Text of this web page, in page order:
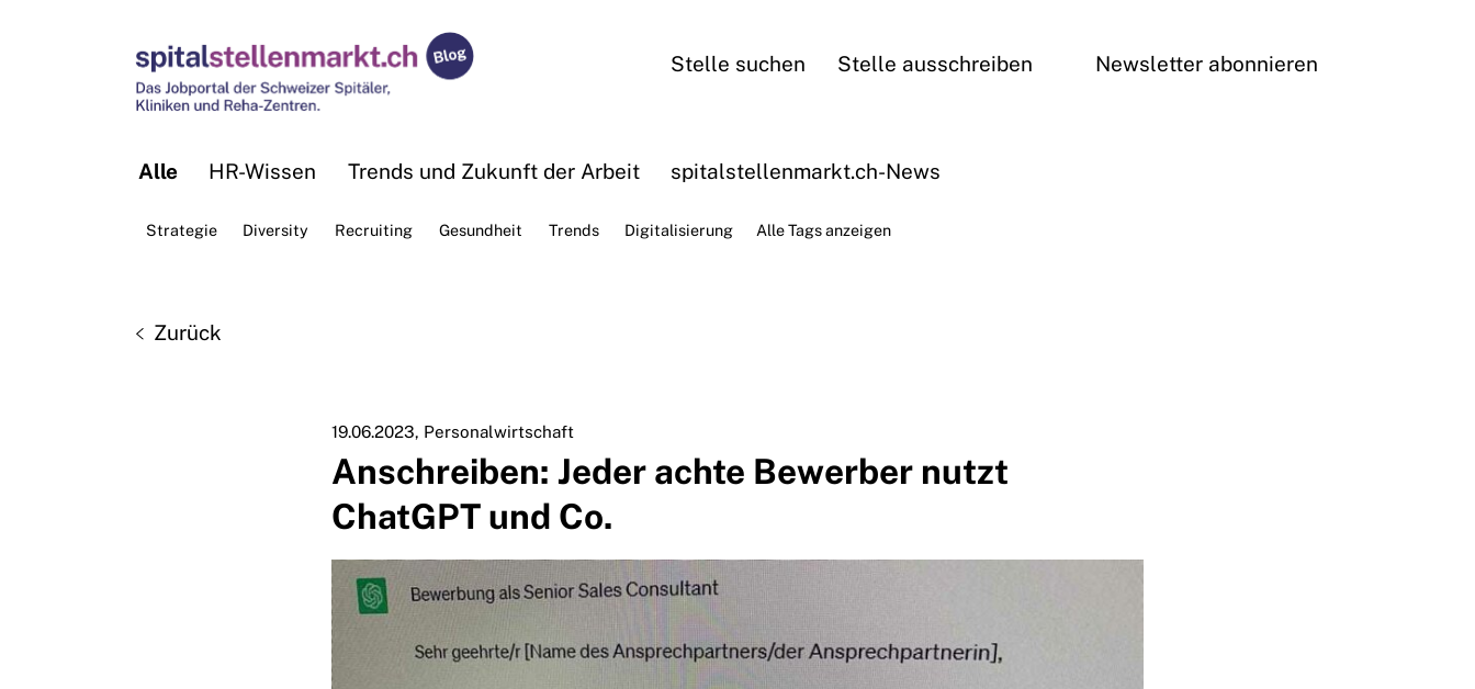
Stelle ausschreiben
Stelle suchen Newsletter abonnieren
Alle HR-Wissen Trends und Zukunft der Arbeit spitalstellenmarkt.ch-News
Strategie Diversity Recruiting Gesundheit Trends Digitalisierung Alle Tags anzeigen
Zurück
19.06.2023 Personalwirtschaft
Anschreiben: Jeder achte Bewerber nutzt
ChatGPT und Co.